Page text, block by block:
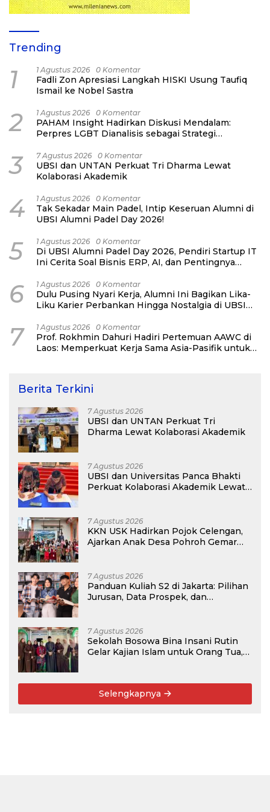
Trending
1 1 Agustus 2026 0 Komentar
Fadli Zon Apresiasi Langkah HISKI Usung Taufiq
Ismail ke Nobel Sastra
2 1 Agustus 2026 0 Komentar
PAHAM Insight Hadirkan Diskusi Mendalam:
Perpres LGBT Dianalisis sebagai Strategi
3 7 Agustus 2026 0 Komentar
UBSI dan UNTAN Perkuat Tri Dharma Lewat
Kolaborasi Akademik
4 1 Agustus 2026 0 Komentar
Tak Sekadar Main Padel, Intip Keseruan Alumni di
UBSI Alumni Padel Day 2026!
5 1 Agustus 2026 0 Komentar
Di UBSI Alumni Padel Day 2026, Pendiri Startup IT
Ini Cerita Soal Bisnis ERP, AI, dan Pentingnya
6 1 Agustus 2026 0 Komentar
Dulu Pusing Nyari Kerja, Alumni Ini Bagikan Lika-
Liku Karier Perbankan Hingga Nostalgia di UBSI
7 1 Agustus 2026 0 Komentar
Prof. Rokhmin Dahuri Hadiri Pertemuan AAWC di
Laos: Memperkuat Kerja Sama Asia-Pasifik untuk
Berita Terkini
7 Agustus 2026
UBSI dan UNTAN Perkuat Tri
Dharma Lewat Kolaborasi Akademik
7 Agustus 2026
UBSI dan Universitas Panca Bhakti
Perkuat Kolaborasi Akademik Lewat
7 Agustus 2026
KKN USK Hadirkan Pojok Celengan,
Ajarkan Anak Desa Pohroh Gemar
7 Agustus 2026
Panduan Kuliah S2 di Jakarta: Pilihan
Jurusan, Data Prospek, dan
7 Agustus 2026
Sekolah Bosowa Bina Insani Rutin
Gelar Kajian Islam untuk Orang Tua,
Selengkapnya